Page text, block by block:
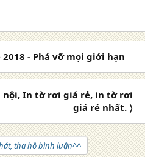
2018 - Phá vỡ mọi giới hạn
In tờ rơi giá rẻ, in tờ rơi
giá rẻ nhất. 〉
tha hồ bình luận^^